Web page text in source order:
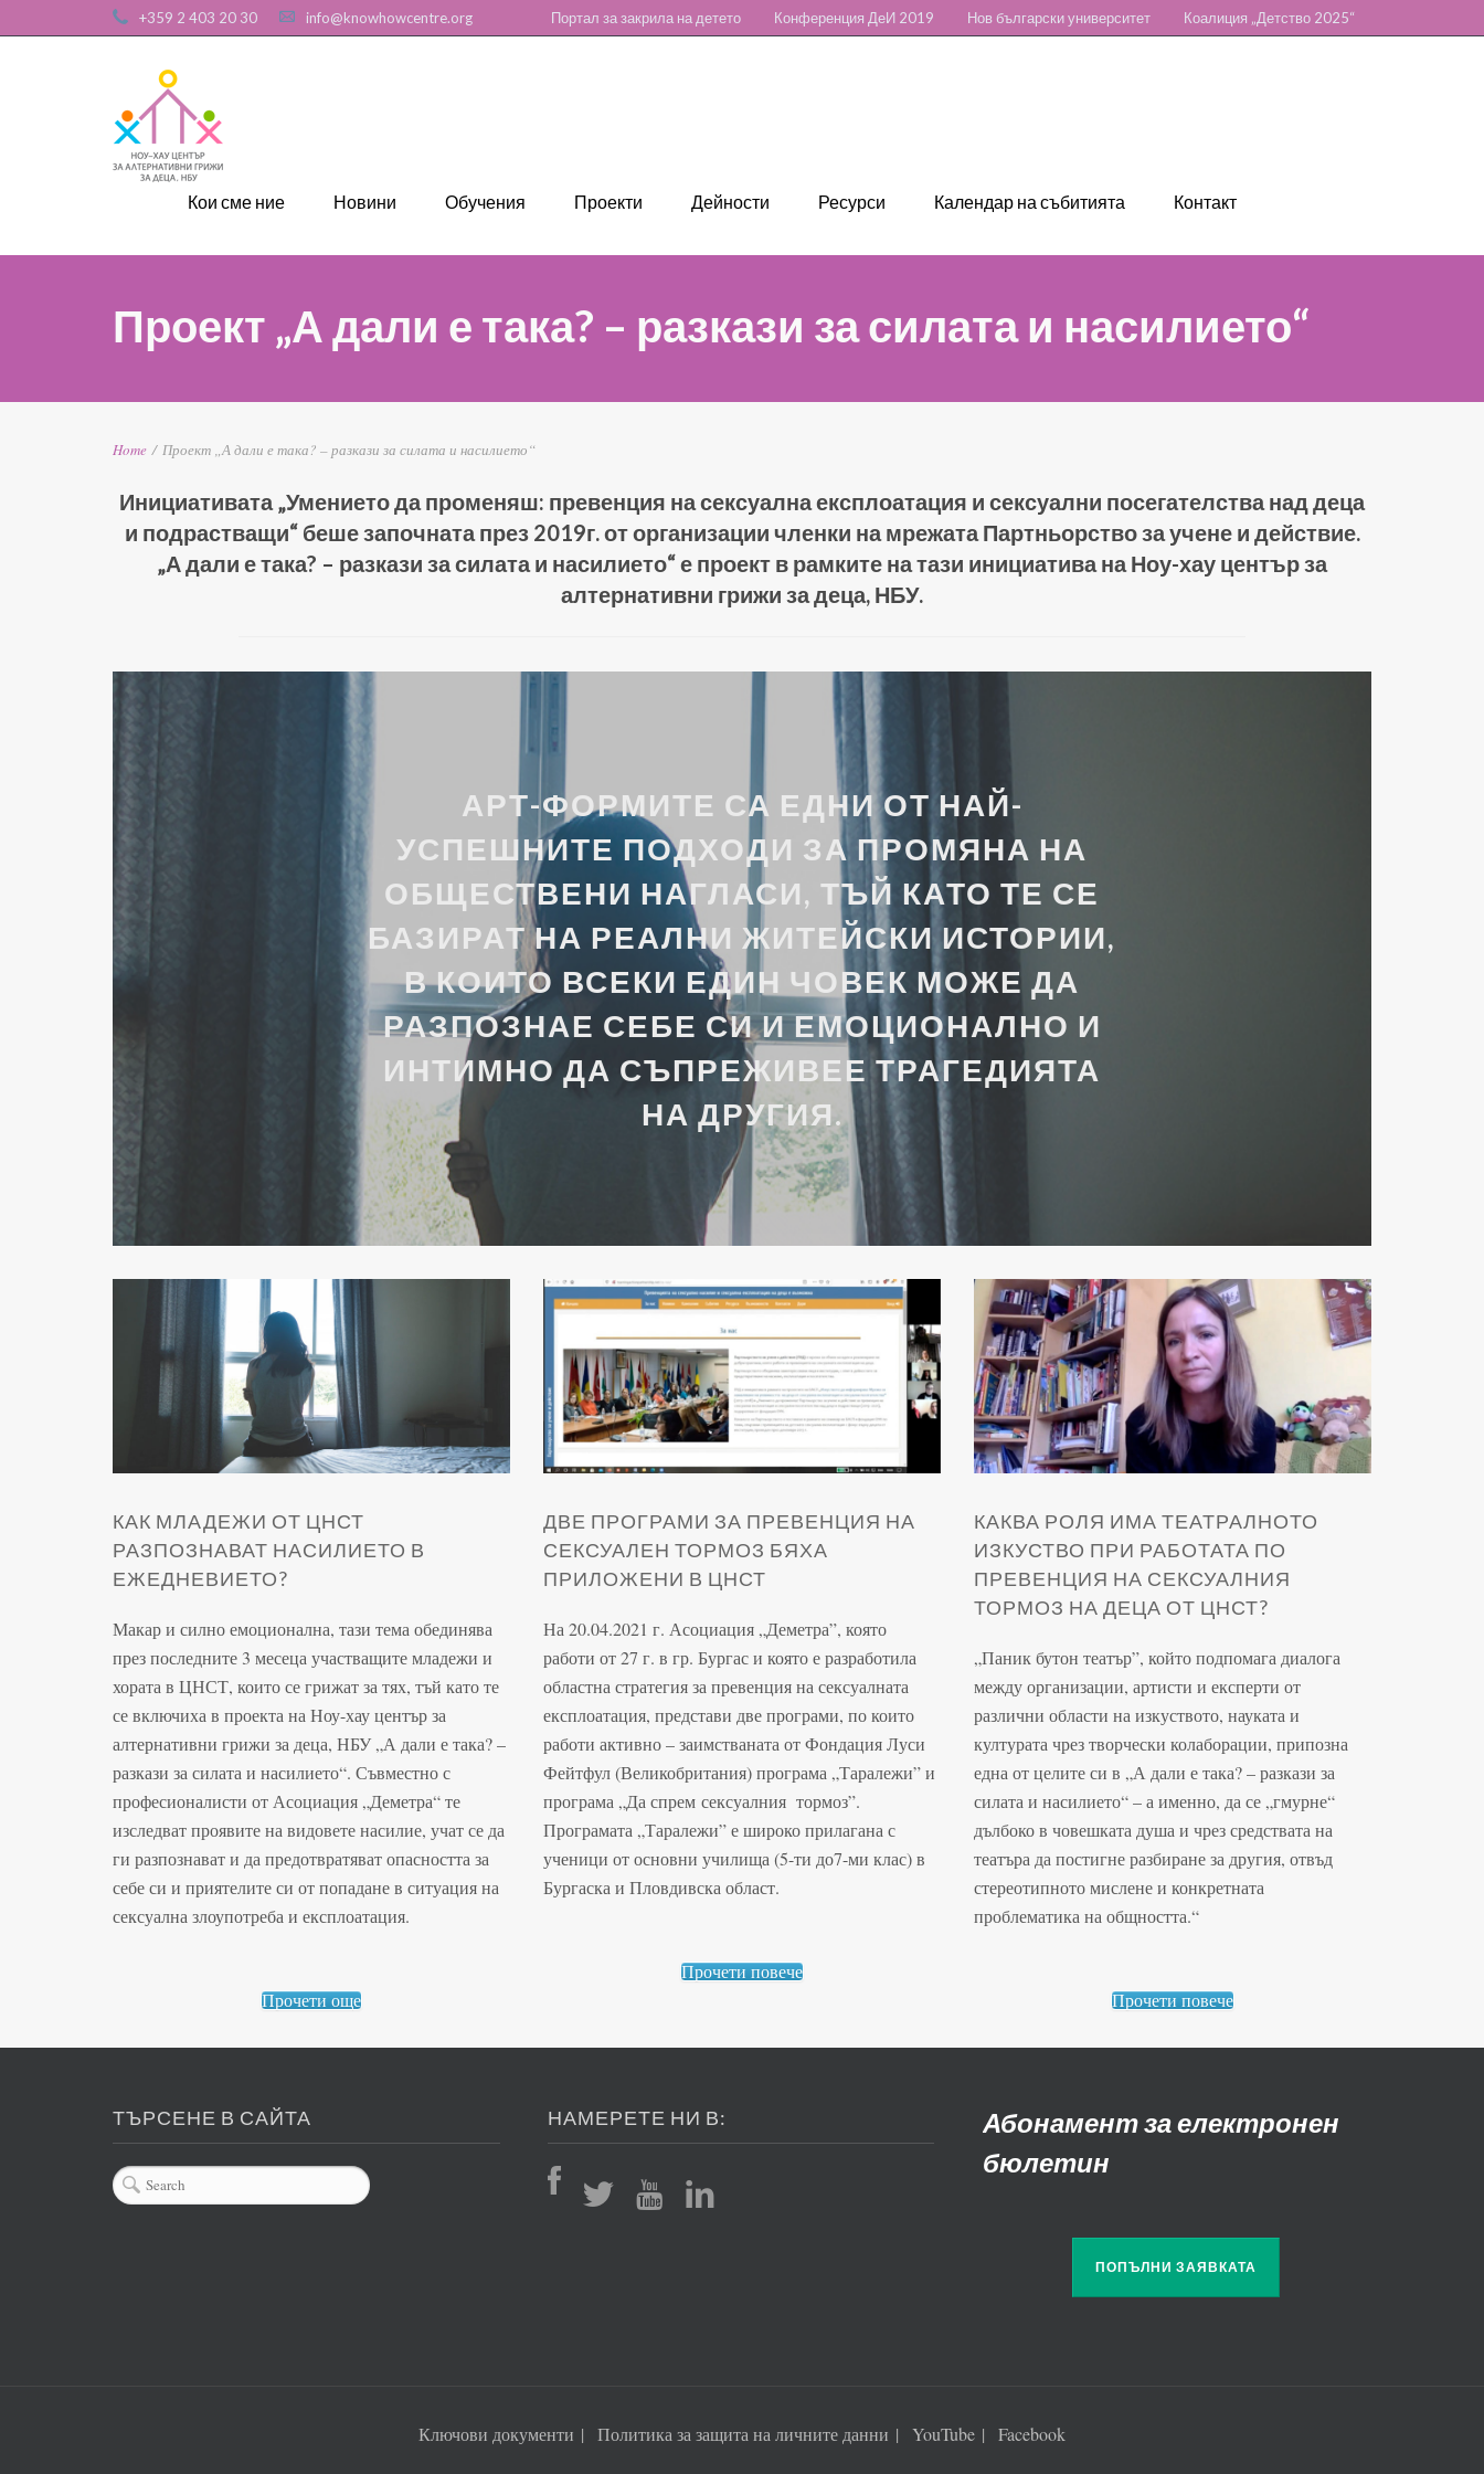
+359 2 403 20 30 info@knowhowcentre.org Портал за закрила на детето Конференция ДеИ 2019 Нов български университет Коалиция „Детство 2025“
Кои сме ние Новини Обучения Проекти Дейности Ресурси Календар на събитията Контакт
Проект „А дали е така? – разкази за силата и насилието“
Home / Проект „А дали е така? – разкази за силата и насилието“
Инициативата „Умението да променяш: превенция на сексуална експлоатация и сексуални посегателства над деца
и подрастващи“ беше започната през 2019г. от организации членки на мрежата Партньорство за учене и действие.
„А дали е така? – разкази за силата и насилието“ е проект в рамките на тази инициатива на Ноу-хау център за
алтернативни грижи за деца, НБУ.
АРТ-ФОРМИТЕ СА ЕДНИ ОТ НАЙ-
УСПЕШНИТЕ ПОДХОДИ ЗА ПРОМЯНА НА
ОБЩЕСТВЕНИ НАГЛАСИ, ТЪЙ КАТО ТЕ СЕ
БАЗИРАТ НА РЕАЛНИ ЖИТЕЙСКИ ИСТОРИИ,
В КОИТО ВСЕКИ ЕДИН ЧОВЕК МОЖЕ ДА
РАЗПОЗНАЕ СЕБЕ СИ И ЕМОЦИОНАЛНО И
ИНТИМНО ДА СЪПРЕЖИВЕЕ ТРАГЕДИЯТА
НА ДРУГИЯ.
КАК МЛАДЕЖИ ОТ ЦНСТ
РАЗПОЗНАВАТ НАСИЛИЕТО В
ЕЖЕДНЕВИЕТО?
Макар и силно емоционална, тази тема обединява
през последните 3 месеца участващите младежи и
хората в ЦНСТ, които се грижат за тях, тъй като те
се включиха в проекта на Ноу-хау център за
алтернативни грижи за деца, НБУ „А дали е така? –
разкази за силата и насилието“. Съвместно с
професионалисти от Асоциация „Деметра“ те
изследват проявите на видовете насилие, учат се да
ги разпознават и да предотвратяват опасността за
себе си и приятелите си от попадане в ситуация на
сексуална злоупотреба и експлоатация.
Прочети още
ДВЕ ПРОГРАМИ ЗА ПРЕВЕНЦИЯ НА
СЕКСУАЛЕН ТОРМОЗ БЯХА
ПРИЛОЖЕНИ В ЦНСТ
На 20.04.2021 г. Асоциация „Деметра”, която
работи от 27 г. в гр. Бургас и която е разработила
областна стратегия за превенция на сексуалната
експлоатация, представи две програми, по които
работи активно – заимстваната от Фондация Луси
Фейтфул (Великобритания) програма „Таралежи” и
програма „Да спрем сексуалния тормоз”.
Програмата „Таралежи” е широко прилагана с
ученици от основни училища (5-ти до7-ми клас) в
Бургаска и Пловдивска област.
Прочети повече
КАКВА РОЛЯ ИМА ТЕАТРАЛНОТО
ИЗКУСТВО ПРИ РАБОТАТА ПО
ПРЕВЕНЦИЯ НА СЕКСУАЛНИЯ
ТОРМОЗ НА ДЕЦА ОТ ЦНСТ?
„Паник бутон театър”, който подпомага диалога
между организации, артисти и експерти от
различни области на изкуството, науката и
културата чрез творчески колаборации, припозна
една от целите си в „А дали е така? – разкази за
силата и насилието“ – а именно, да се „гмурне“
дълбоко в човешката душа и чрез средствата на
театъра да постигне разбиране за другия, отвъд
стереотипното мислене и конкретната
проблематика на общността.“
Прочети повече
ТЪРСЕНЕ В САЙТА НАМЕРЕТЕ НИ В:
Абонамент за електронен
бюлетин
ПОПЪЛНИ ЗАЯВКАТА
Ключови документи Политика за защита на личните данни YouTube Facebook